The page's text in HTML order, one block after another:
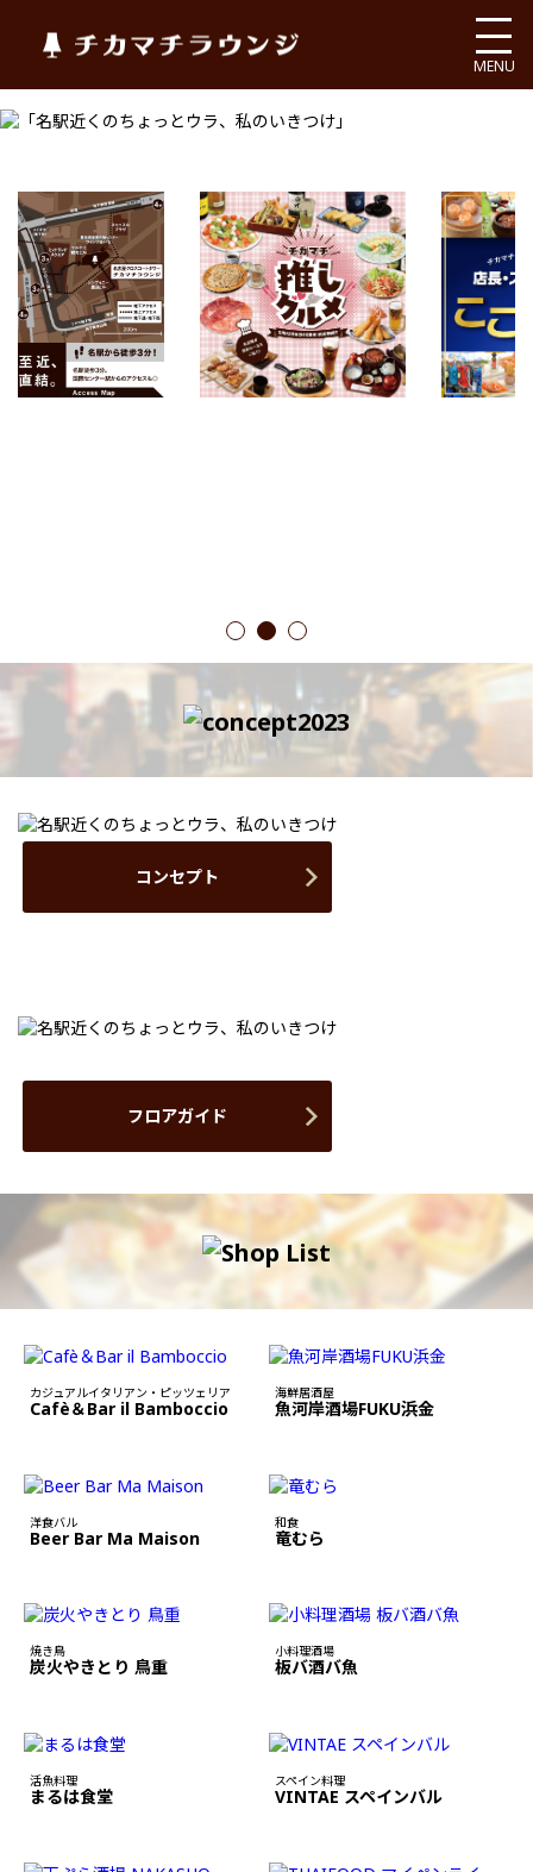
チカマチラウンジ
MENU
1 2 3
コンセプト
フロアガイド
カジュアルイタリアン・ピッツェリア
Cafè＆Bar il Bamboccio
海鮮居酒屋
魚河岸酒場FUKU浜金
洋食バル
Beer Bar Ma Maison
和食
竜むら
焼き鳥
炭火やきとり 鳥重
小料理酒場
板バ酒バ魚
活魚料理
まるは食堂
スペイン料理
VINTAE スペインバル